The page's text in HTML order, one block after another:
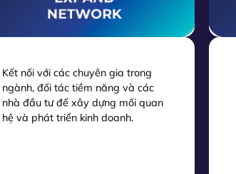
Kết nối với các chuyên gia trong
ngành, đối tác tiềm năng và các
nhà đầu tư để xây dựng mối quan
hệ và phát triển kinh doanh.